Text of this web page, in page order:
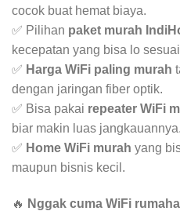
cocok buat hemat biaya.
✅ Pilihan paket murah
kecepatan yang bisa lo
✅ Harga WiFi paling murah
dengan jaringan fiber optik.
✅ Bisa pakai repeater WiFi
biar makin luas jangkauannya.
✅ Home WiFi murah yang
maupun bisnis kecil.
🔥 Nggak cuma WiFi